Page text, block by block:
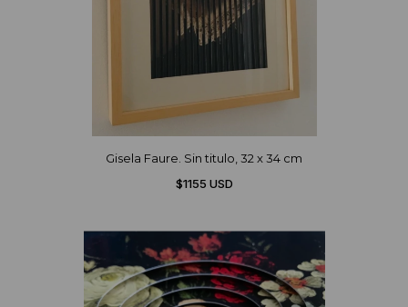
Gisela Faure. Sin titulo, 32 x 34 cm
$1155 USD